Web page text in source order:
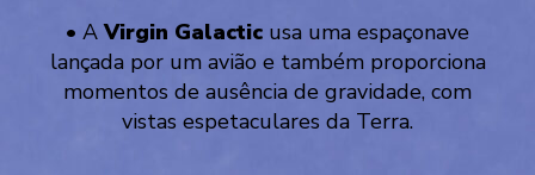
• AVirgin Galactic usa uma espaçonave
lançada por um avião e também proporciona
momentos de ausência de gravidade, com
vistas espetaculares da Terra.